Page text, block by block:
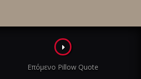
Επόμενο Pillow Quote